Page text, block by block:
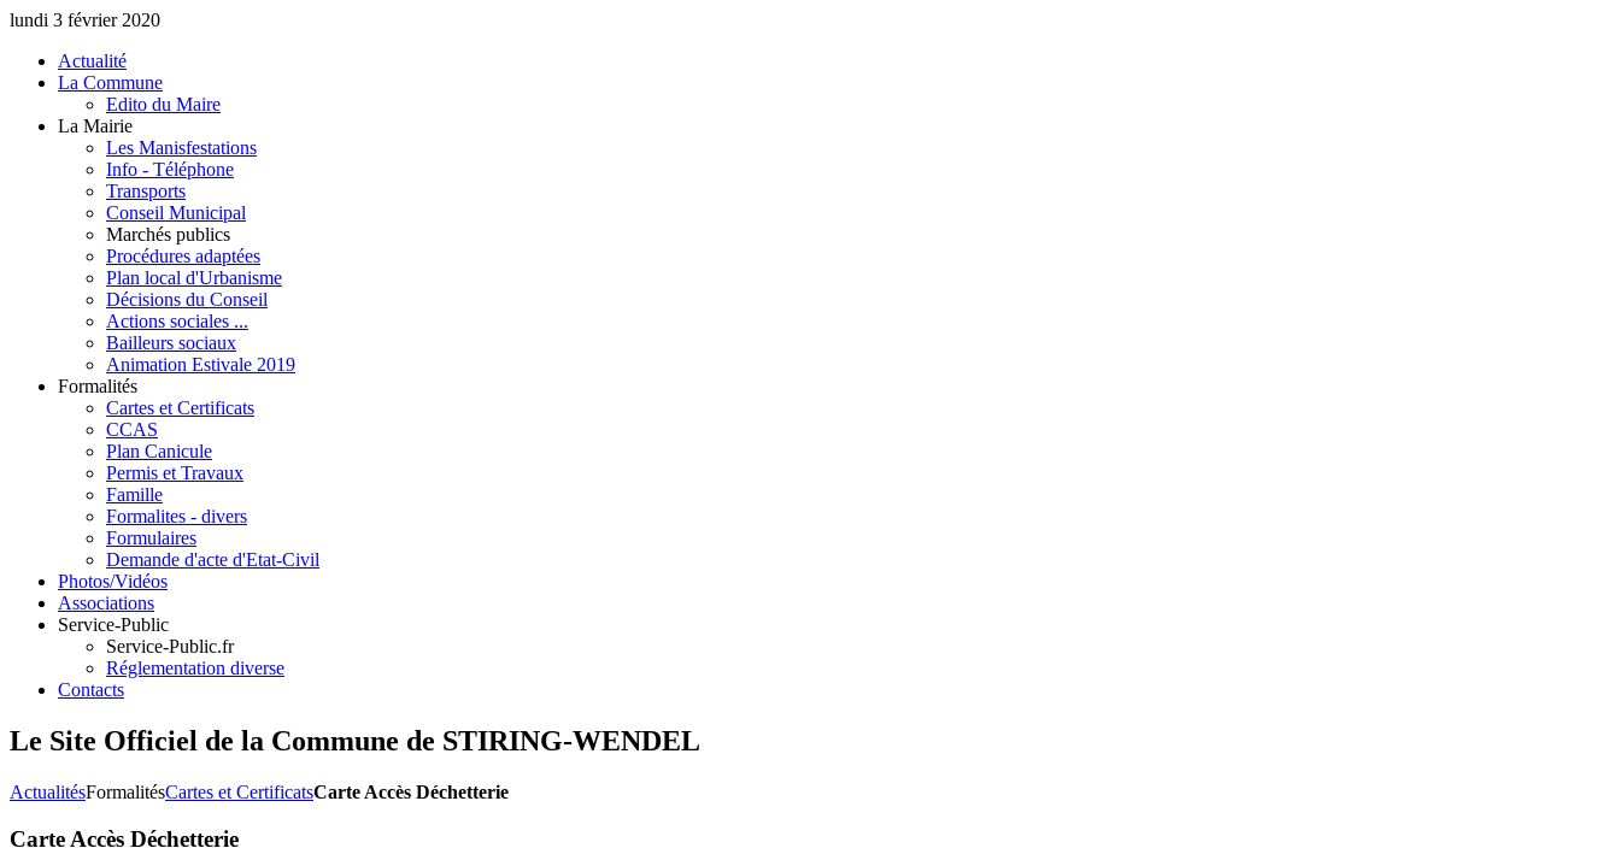
lundi 3 février 2020
Actualité
La Commune
Edito du Maire
La Mairie
Les Manisfestations
Info - Téléphone
Transports
Conseil Municipal
Marchés publics
Procédures adaptées
Plan local d'Urbanisme
Décisions du Conseil
Actions sociales ...
Bailleurs sociaux
Animation Estivale 2019
Formalités
Cartes et Certificats
CCAS
Plan Canicule
Permis et Travaux
Famille
Formalites - divers
Formulaires
Demande d'acte d'Etat-Civil
Photos/Vidéos
Associations
Service-Public
Service-Public.fr
Réglementation diverse
Contacts
Le Site Officiel de la Commune de STIRING-WENDEL
ActualitésFormalitésCartes et CertificatsCarte Accès Déchetterie
Carte Accès Déchetterie